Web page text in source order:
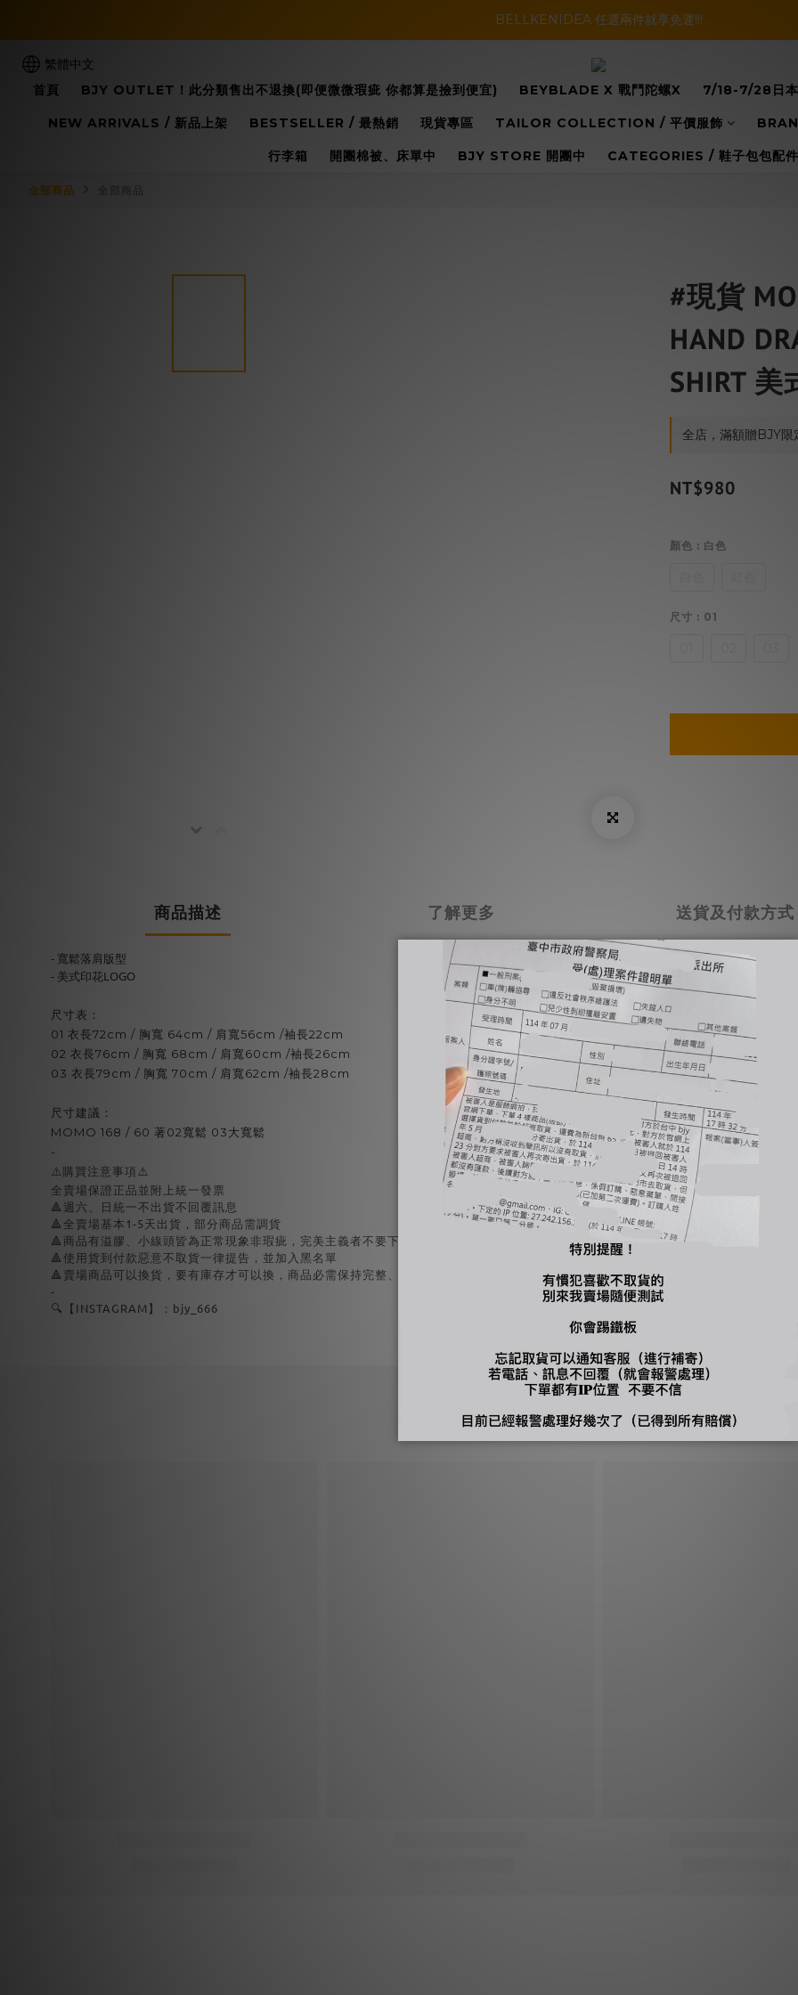
暑假活動登場!! SBG套裝超級優惠價，兩套以上再享免運哦!!
BELLKENIDEA 任選兩件就享免運!!!
暑假活動登場!! SBG套裝超級優惠價，兩套以上再享免運哦!!
繁體中文
首頁
BJY OUTLET！此分類售出不退換(即便微微瑕疵 你都算是撿到便宜) BEYBLADE X 戰鬥陀螺X 7/18-7/28日本
NEW ARRIVALS / 新品上架 BESTSELLER / 最熱銷 現貨專區 TAILOR COLLECTION / 平價服飾
行李箱 開團棉被、床單中 BJY STORE 開團中 CATEGORIES / 鞋子包包配
全部商品 全部商品
#現貨
HAND
SHIRT
全店，滿額贈BJY限
NT$980
顏色 : 白色
尺寸 : 01
商品描述 了解更多 送貨及付款方式
- 寬鬆落肩版型
- 美式印花LOGO
尺寸表：
01 衣長72cm / 胸寬 64cm / 肩寬56cm /袖長22cm
02 衣長76cm / 胸寬 68cm / 肩寬60cm /袖長26cm
03 衣長79cm / 胸寬 70cm / 肩寬62cm /袖長28cm
尺寸建議：
MOMO 168 / 60 著02寬鬆 03大寬鬆
-
⚠️購買注意事項⚠️
全賣場保證正品並附上統一發票
🔺週六、日統一不出貨不回覆訊息
🔺全賣場基本1-5天出貨，部分商品需調貨
🔺商品有溢膠、小線頭皆為正常現象非瑕疵，完美主義者不要下標，自行到店面購買
🔺使用貨到付款惡意不取貨一律提告，並加入黑名單
🔺賣場商品可以換貨，要有庫存才可以換，商品必需保持完整、吊牌不能剪，才能換貨，換貨須知請詳售後小卡
-
🔍【INSTAGRAM】：bjy_666
您可能喜歡...